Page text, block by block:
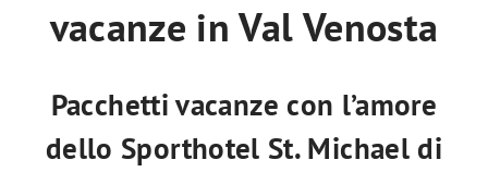
vacanze in Val Venosta
Pacchetti vacanze con l’amore
dello Sporthotel St. Michael di